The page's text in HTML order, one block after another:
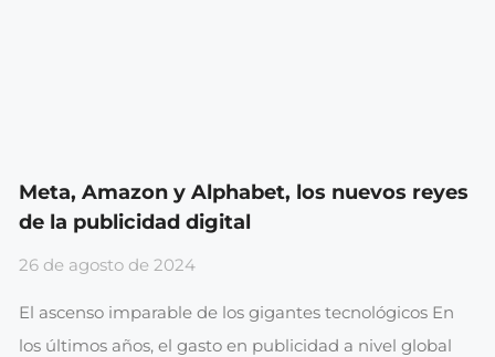
Meta, Amazon y Alphabet, los nuevos reyes
de la publicidad digital
26 de agosto de 2024
El ascenso imparable de los gigantes tecnológicos En
los últimos años, el gasto en publicidad a nivel global